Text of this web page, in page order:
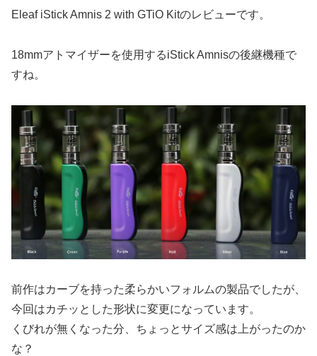
Eleaf iStick Amnis 2 with GTiO Kitのレビューです。
18mmアトマイザーを使用するiStick Amnisの後継機種で
すね。
前作はカーブを持った柔らかいフォルムの製品でしたが、
今回はカチッとした形状に変更になっています。
くびれが無くなった分、ちょっとサイズ感は上がったのか
な？